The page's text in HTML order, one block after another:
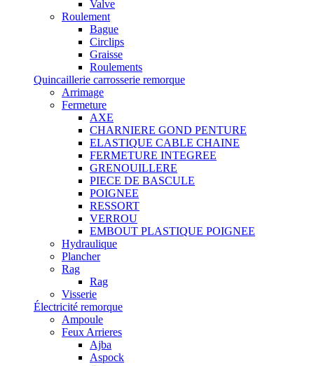
Valve
Roulement
Bague
Circlips
Graisse
Roulements
Quincaillerie carrosserie remorque
Arrimage
Fermeture
AXE
CHARNIERE GOND PENTURE
ELASTIQUE CABLE CHAINE
FERMETURE INTEGREE
GRENOUILLERE
PIECE DE BASCULE
POIGNEE
RESSORT
VERROU
EMBOUT PLASTIQUE POIGNEE
Hydraulique
Plancher
Rag
Rag
Visserie
Électricité remorque
Ampoule
Feux Arrieres
Ajba
Aspock